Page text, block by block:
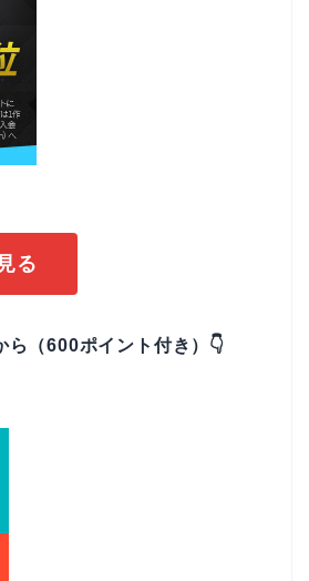
る
（600ポイント付き）👇